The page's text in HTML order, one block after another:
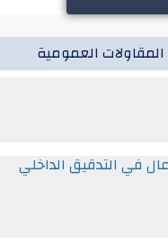
العمومية
في التدقيق الداخلي